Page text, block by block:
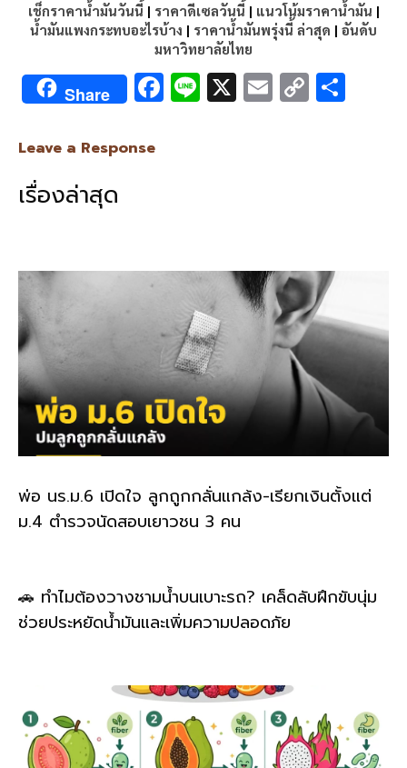
เช็กราคาน้ำมันวันนี้ | ราคาดีเซลวันนี้ | แนวโน้มราคาน้ำมัน |
น้ำมันแพงกระทบอะไรบ้าง | ราคาน้ำมันพรุ่งนี้ ล่าสุด | อันดับ
มหาวิทยาลัยไทย
Share F
k
Li X E C
Leave a Response
เรื่องล่าสุด
พ่อ นร.ม.6 เปิดใจ ลูกถูกกลั่นแกล้ง-เรียกเงินตั้งแต่
ม.4 ตำรวจนัดสอบเยาวชน 3 คน
🚗 ทำไมต้องวางชามน้ำบนเบาะรถ? เคล็ดลับฝึกขับนุ่ม
ช่วยประหยัดน้ำมันและเพิ่มความปลอดภัย